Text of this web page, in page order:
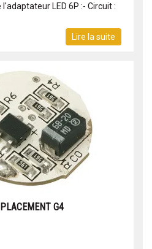
LED 6P :- Circuit :
Lire la suite
G4